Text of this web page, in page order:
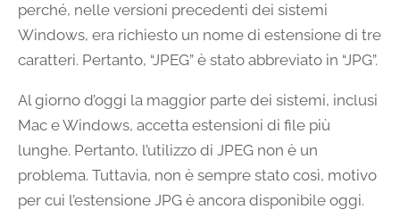
perché, nelle versioni precedenti dei sistemi
Windows, era richiesto un nome di estensione di tre
caratteri. Pertanto, “JPEG” è stato abbreviato in “JPG”.
Al giorno d’oggi la maggior parte dei sistemi, inclusi
Mac e Windows, accetta estensioni di file più
lunghe. Pertanto, l’utilizzo di JPEG non è un
problema. Tuttavia, non è sempre stato così, motivo
per cui l’estensione JPG è ancora disponibile oggi.